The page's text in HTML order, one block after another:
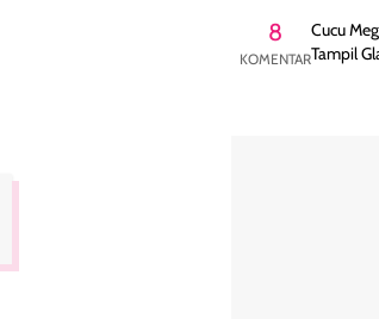
8
KOMENTAR
Cucu
Tampil